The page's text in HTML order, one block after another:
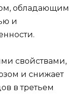
обладающим
и
свойствами,
и снижает
в третьем